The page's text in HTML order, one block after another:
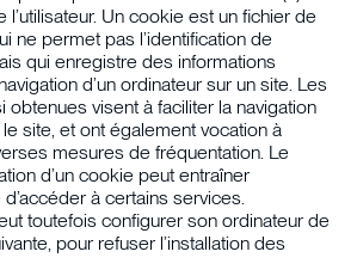
l’utilisateur. Un cookie est un fichier de
ne permet pas l’identification de
qui enregistre des informations
d’un ordinateur sur un site. Les
obtenues visent à faciliter la navigation
site, et ont également vocation à
mesures de fréquentation. Le
d’un cookie peut entraîner
d’accéder à certains services.
toutefois configurer son ordinateur de
pour refuser l’installation des